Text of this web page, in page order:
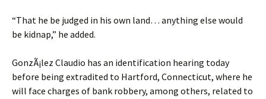
“That he be judged in his own land… anything else would
be kidnap,” he added.
GonzÃ¡lez Claudio has an identification hearing today
before being extradited to Hartford, Connecticut, where he
will face charges of bank robbery, among others, related to